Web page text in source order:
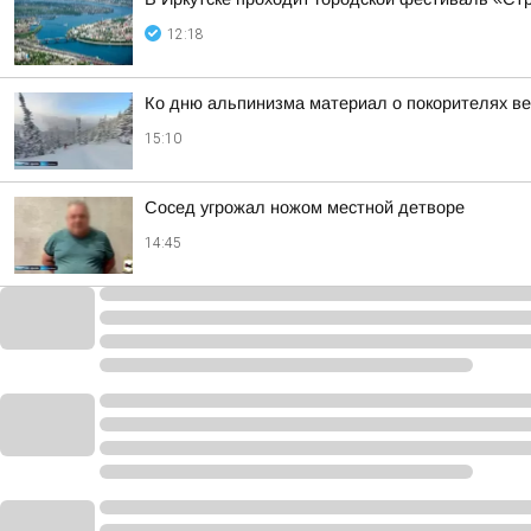
12:18
Ко дню альпинизма материал о покорителях
15:10
Сосед угрожал ножом местной детворе
14:45